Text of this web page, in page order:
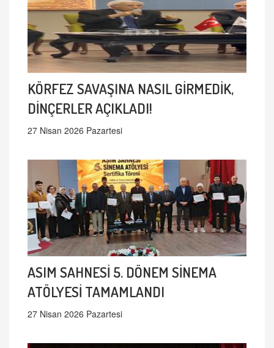
KÖRFEZ SAVAŞINA NASIL GİRMEDİK,
DİNÇERLER AÇIKLADI!
27 Nisan 2026 Pazartesi
ASIM SAHNESİ 5. DÖNEM SİNEMA
ATÖLYESİ TAMAMLANDI
27 Nisan 2026 Pazartesi